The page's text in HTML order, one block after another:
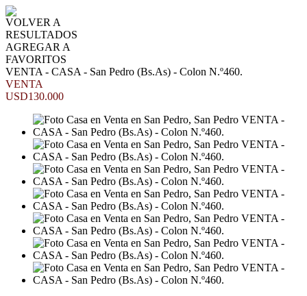
VOLVER A
RESULTADOS
AGREGAR A
FAVORITOS
VENTA - CASA - San Pedro (Bs.As) - Colon N.º460.
VENTA
USD130.000